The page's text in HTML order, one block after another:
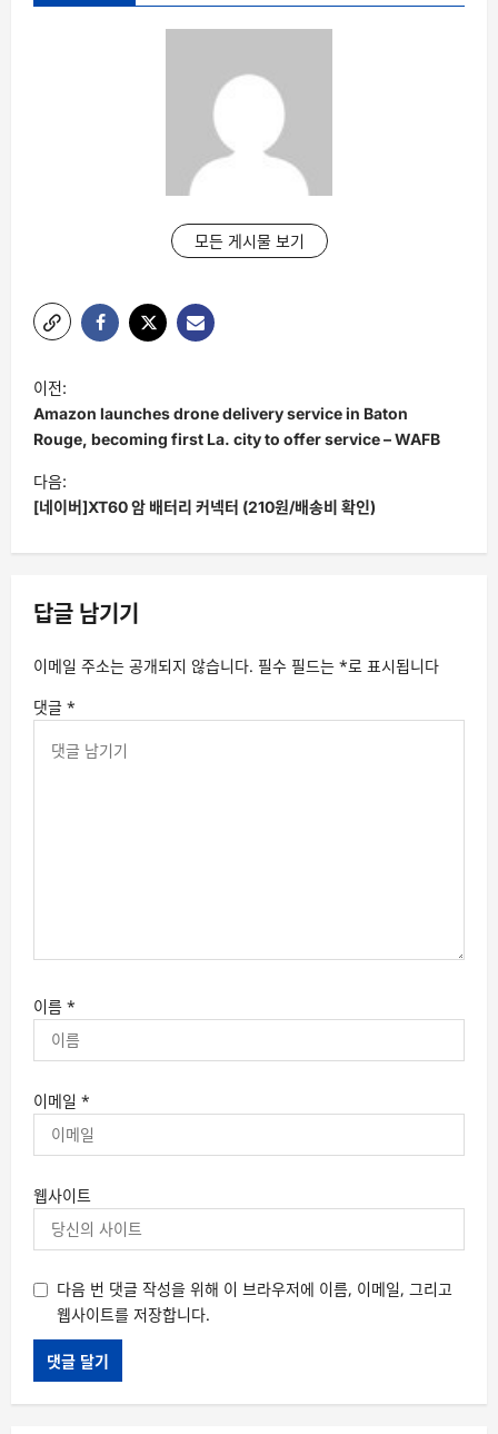
모든 게시물 보기
글
탐
색
이전:
Amazon launches drone delivery service in Baton
Rouge, becoming first La. city to offer service – WAFB
다음:
[네이버]XT60 암 배터리 커넥터 (210원/배송비 확인)
답글 남기기
이메일 주소는 공개되지 않습니다. 필수 필드는 *로 표시됩니다
댓글 *
이름 *
이메일 *
웹사이트
다음 번 댓글 작성을 위해 이 브라우저에 이름, 이메일, 그리고
웹사이트를 저장합니다.